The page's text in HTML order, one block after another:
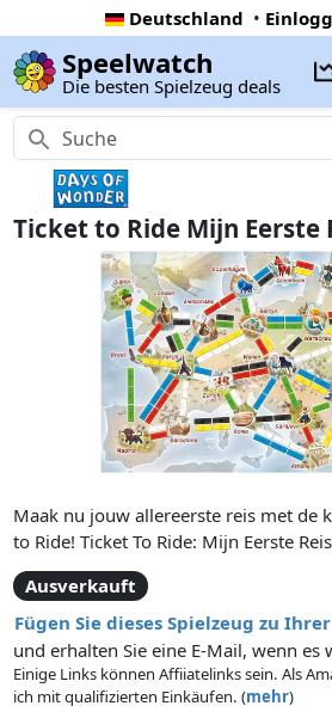
Deutschland •
Speelwatch
Die besten Spielzeug deals
Ticket to Ride Mijn Eerste
Maak nu jouw allereerste reis met de
to Ride! Ticket To Ride: Mijn Eerste
te leren en is daardoor een perfecte
Ticket To Ride spellenserie. Verzamel
verschillende kleuren, gebruik deze
claimen met jouw treintjes en behaal
om het spel te winnen. Stap aan
geweldig treinavontuur dwars door
Ausverkauft
Fügen Sie dieses Spielzeug zu
und erhalten Sie eine E-Mail, wenn es
Einige Links können Affiiatelinks sein. Als
ich mit qualifizierten Einkäufen. (mehr)